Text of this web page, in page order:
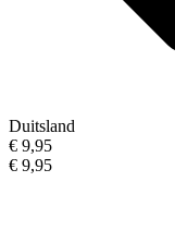
Duitsland
€ 9,95
€ 9,95